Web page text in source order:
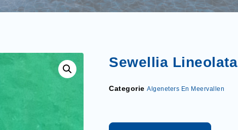
Sewellia Lineolata
Categorie Algeneters En Meervallen